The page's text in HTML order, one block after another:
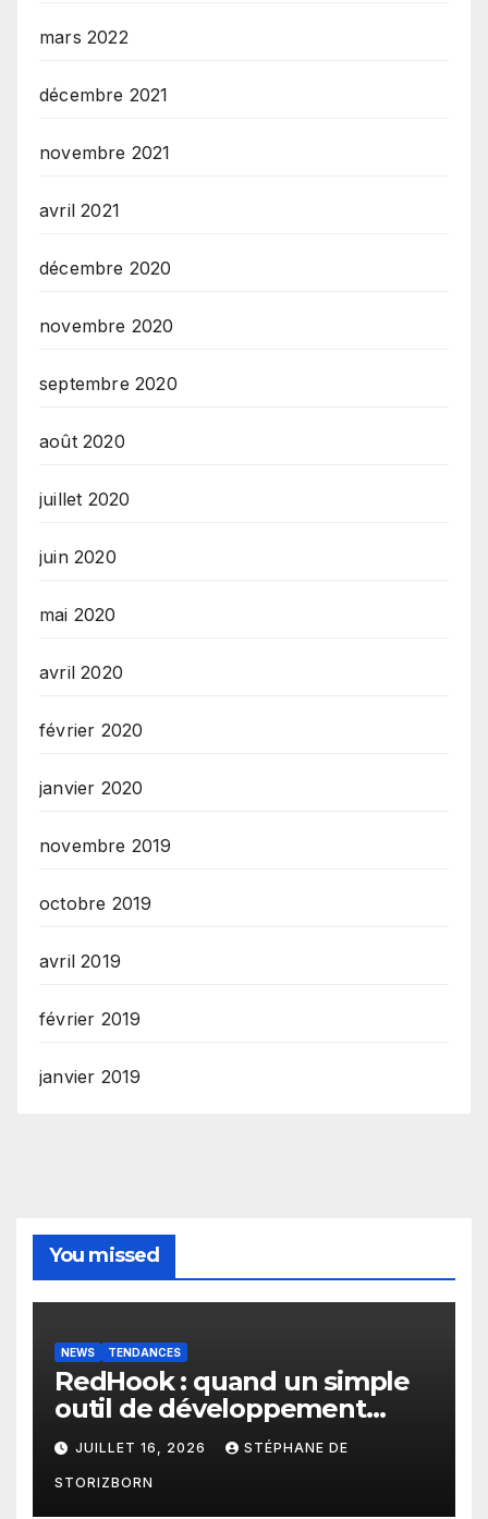
mars 2022
décembre 2021
novembre 2021
avril 2021
décembre 2020
novembre 2020
septembre 2020
août 2020
juillet 2020
juin 2020
mai 2020
avril 2020
février 2020
janvier 2020
novembre 2019
octobre 2019
avril 2019
février 2019
janvier 2019
You missed
NEWS TENDANCES
RedHook : quand un simple
outil de développement
Android devient une porte
d’entrée pour les
cybercriminels
JUILLET 16, 2026 STÉPHANE DE
STORIZBORN